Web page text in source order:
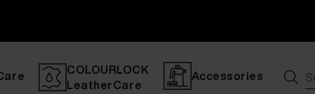
COLOURLOCK
LeatherCare
Accessories